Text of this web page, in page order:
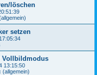
löschen
setzen
Vollbildmodus
13:15:50
(allgemein)